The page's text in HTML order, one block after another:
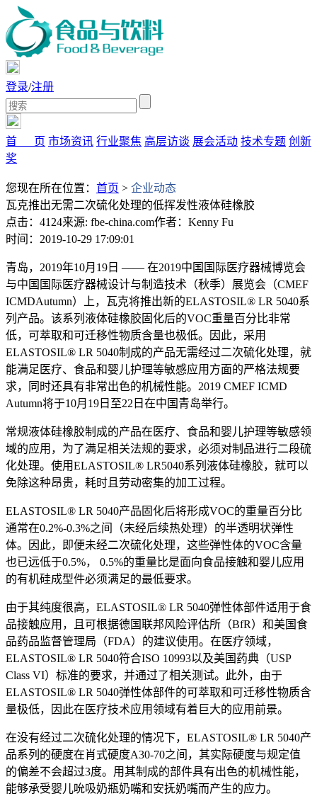
登录/注册
首 页 市场资讯 行业聚焦 高层访谈 展会活动 技术专题 创新
奖
您现在所在位置： 首页 > 企业动态
瓦克推出无需二次硫化处理的低挥发性液体硅橡胶
点击：4124来源: fbe-china.com作者：Kenny Fu
时间：2019-10-29 17:09:01
青岛，2019年10月19日 —— 在2019中国国际医疗器械博览会
与中国国际医疗器械设计与制造技术（秋季）展览会（CMEF
ICMDAutumn）上，瓦克将推出新的ELASTOSIL® LR 5040系
列产品。该系列液体硅橡胶固化后的VOC重量百分比非常
低，可萃取和可迁移性物质含量也极低。因此，采用
ELASTOSIL® LR 5040制成的产品无需经过二次硫化处理，就
能满足医疗、食品和婴儿护理等敏感应用方面的严格法规要
求，同时还具有非常出色的机械性能。2019 CMEF ICMD
Autumn将于10月19日至22日在中国青岛举行。
常规液体硅橡胶制成的产品在医疗、食品和婴儿护理等敏感领
域的应用，为了满足相关法规的要求，必须对制品进行二段硫
化处理。使用ELASTOSIL® LR5040系列液体硅橡胶，就可以
免除这种昂贵，耗时且劳动密集的加工过程。
ELASTOSIL® LR 5040产品固化后将形成VOC的重量百分比
通常在0.2%-0.3%之间（未经后续热处理）的半透明状弹性
体。因此，即便未经二次硫化处理，这些弹性体的VOC含量
也已远低于0.5%， 0.5%的重量比是面向食品接触和婴儿应用
的有机硅成型件必须满足的最低要求。
由于其纯度很高，ELASTOSIL® LR 5040弹性体部件适用于食
品接触应用，且可根据德国联邦风险评估所（BfR）和美国食
品药品监督管理局（FDA）的建议使用。在医疗领域，
ELASTOSIL® LR 5040符合ISO 10993以及美国药典（USP
Class VI）标准的要求，并通过了相关测试。此外，由于
ELASTOSIL® LR 5040弹性体部件的可萃取和可迁移性物质含
量极低，因此在医疗技术应用领域有着巨大的应用前景。
在没有经过二次硫化处理的情况下，ELASTOSIL® LR 5040产
品系列的硬度在肖式硬度A30-70之间，其实际硬度与规定值
的偏差不会超过3度。用其制成的部件具有出色的机械性能，
能够承受婴儿吮吸奶瓶奶嘴和安抚奶嘴而产生的应力。